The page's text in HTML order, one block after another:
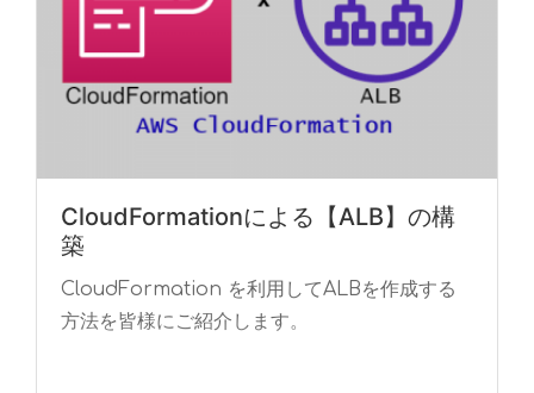
CloudFormationによる【ALB】の構
築
CloudFormation を利用してALBを作成する
方法を皆様にご紹介します。